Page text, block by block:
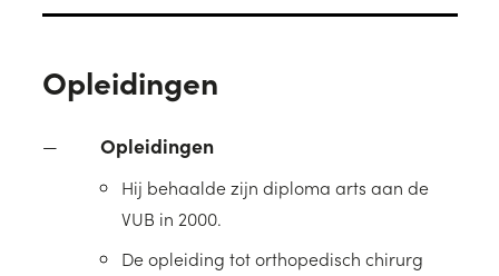
Opleidingen
Opleidingen
Hij behaalde zijn diploma arts aan de
VUB in 2000.
De opleiding tot orthopedisch chirurg